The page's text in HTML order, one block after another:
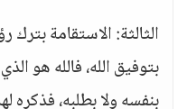
الثالثة: الاستقامة
بتوفيق الله، فالله هو
بنفسه ولا بطلبه،